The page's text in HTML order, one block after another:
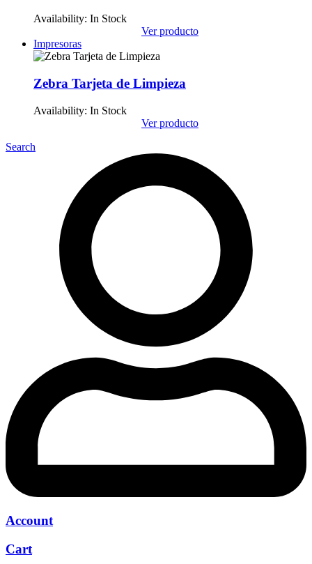
Availability: In Stock
Ver producto
Impresoras
Zebra Tarjeta de Limpieza
Availability: In Stock
Ver producto
Search
Account
Cart